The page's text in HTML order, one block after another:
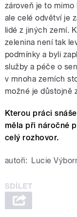
zároveň je to mimo
ale celé odvětví je
lidé z jiných zemí.
zelenina není tak
podmínky a byli
služby a péče o
v mnoha zemích
možné je důstojně
Kterou práci
měla při náročné
celý rozhovor.
autoři: Lucie